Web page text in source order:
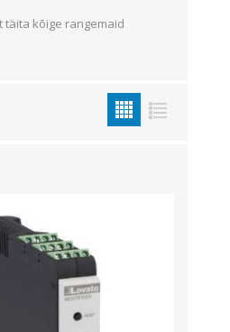
täita kõige rangemaid